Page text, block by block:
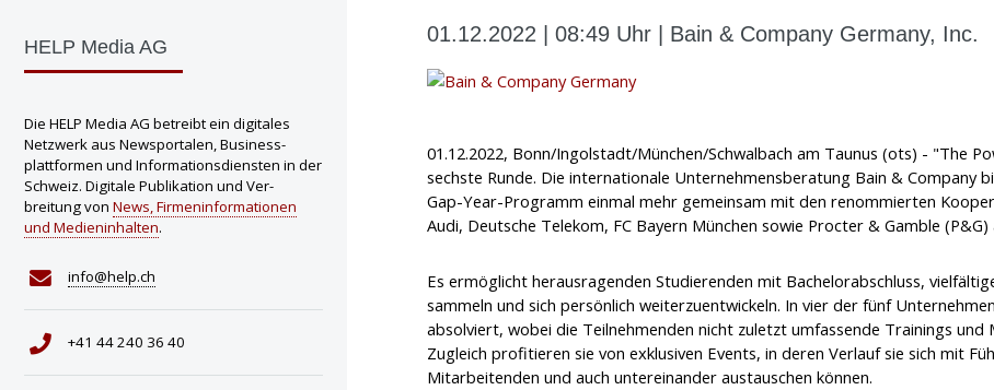
01.12.2022 | 08:49 Uhr | Bain & Company Germany, Inc.
01.12.2022, Bonn/Ingolstadt/München/Schwalbach am Taunus (ots) - "The
sechste Runde. Die internationale Unternehmensberatung Bain & Company
Gap-Year-Programm einmal mehr gemeinsam mit den renommierten
Audi, Deutsche Telekom, FC Bayern München sowie Procter & Gamble (P&G)
Es ermöglicht herausragenden Studierenden mit Bachelorabschluss,
sammeln und sich persönlich weiterzuentwickeln. In vier der fünf
absolviert, wobei die Teilnehmenden nicht zuletzt umfassende Trainings und
Zugleich profitieren sie von exklusiven Events, in deren Verlauf sie sich mit
Mitarbeitenden und auch untereinander austauschen können.
HELP Media AG
Die HELP Media AG betreibt ein digitales
Netzwerk aus Newsportalen, Business­
plattformen und Informations­diensten in der
Schweiz. Digitale Publikation und Ver­
breitung von News, Firmen­informationen
und Medien­inhalten.
info@help.ch
+41 44 240 36 40